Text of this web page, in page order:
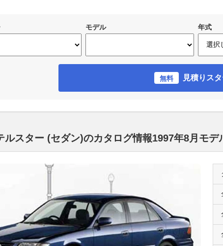
モデル 年式
無料 見積りスタ
ルスター (セダン)のカタログ情報1997年8月モデ